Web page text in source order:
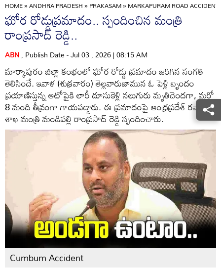
HOME»ANDHRA PRADESH»PRAKASAM»MARKAPURAM ROAD
ఘోర రోడ్డుప్రమాదం.. స్పందించిన మంత్రి
రాంప్రసాద్ రెడ్డి..
ABN, Publish Date - Jul 03 , 2026 | 08:15 AM
మార్కాపురం జిల్లా కంభంలో ఘోర రోడ్డు ప్రమాదం జరిగిన సంగతి
తెలిసిందే. ఇవాళ (శుక్రవారం) తెల్లవారుజామున ఓ పెళ్లి బృందం
ప్రయాణిస్తున్న ఆటోపైకి లారీ దూసుకెళ్లి నలుగురు మృతిచెందగా, మరో
8 మంది తీవ్రంగా గాయపడ్డారు. ఈ ప్రమాదంపై ఆంధ్రప్రదేశ్ రవాణా
శాఖ మంత్రి మండిపల్లి రాంప్రసాద్ రెడ్డి స్పందించారు.
Cumbum Accident